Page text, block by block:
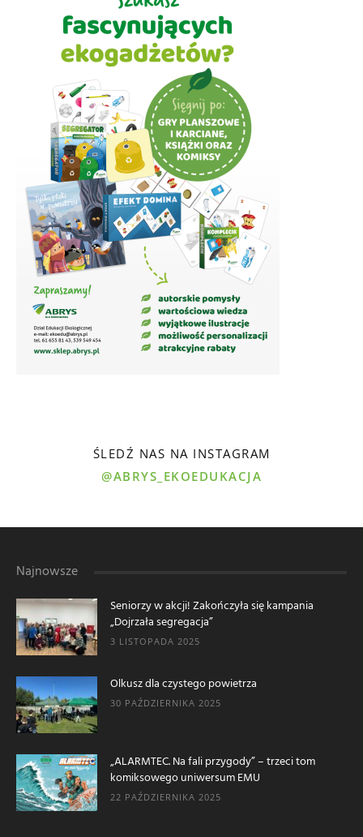
ŚLEDŹ NAS NA INSTAGRAM
@ABRYS_EKOEDUKACJA
Najnowsze
Seniorzy w akcji! Zakończyła się kampania
„Dojrzała segregacja”
3 LISTOPADA 2025
Olkusz dla czystego powietrza
30 PAŹDZIERNIKA 2025
„ALARMTEC. Na fali przygody” – trzeci tom
komiksowego uniwersum EMU
22 PAŹDZIERNIKA 2025